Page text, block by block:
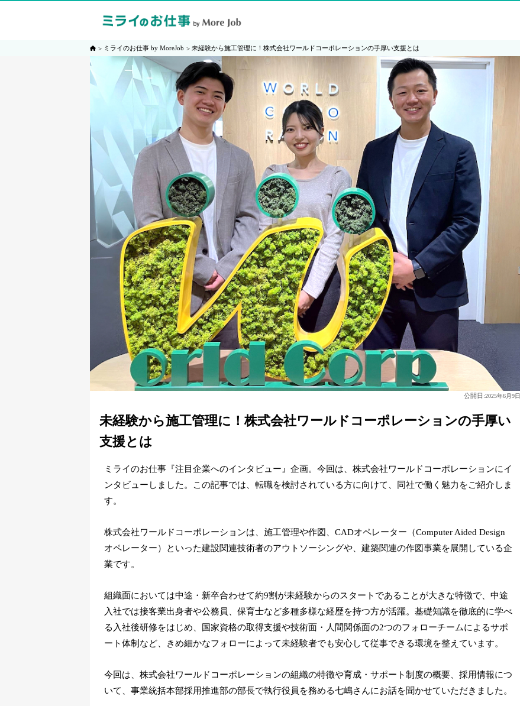
ミライのお仕事 by MoreJob 未経験から施工管理に！株式会社ワールドコーポレーションの手厚い支援とは
公開日:2025年6月9日
未経験から施工管理に！株式会社ワールドコーポレーションの手厚い
支援とは
ミライのお仕事『注目企業へのインタビュー』企画。今回は、株式会社ワールドコーポレーションにイ
ンタビューしました。この記事では、転職を検討されている方に向けて、同社で働く魅力をご紹介しま
す。
株式会社ワールドコーポレーションは、施工管理や作図、CADオペレーター（Computer Aided Design
オペレーター）といった建設関連技術者のアウトソーシングや、建築関連の作図事業を展開している企
業です。
組織面においては中途・新卒合わせて約9割が未経験からのスタートであることが大きな特徴で、中途
入社では接客業出身者や公務員、保育士など多種多様な経歴を持つ方が活躍。基礎知識を徹底的に学べ
る入社後研修をはじめ、国家資格の取得支援や技術面・人間関係面の2つのフォローチームによるサポ
ート体制など、きめ細かなフォローによって未経験者でも安心して従事できる環境を整えています。
今回は、株式会社ワールドコーポレーションの組織の特徴や育成・サポート制度の概要、採用情報につ
いて、事業統括本部採用推進部の部長で執行役員を務める七嶋さんにお話を聞かせていただきました。